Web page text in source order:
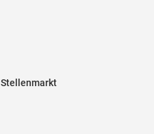
Stellenmarkt